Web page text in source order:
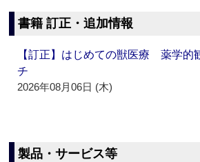
書籍 訂正・追加情報
【訂正】はじめての獣医療 薬学的
チ
2026年08月06日 (木)
製品・サービス等